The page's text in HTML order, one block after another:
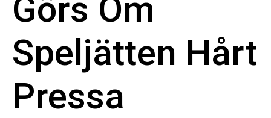
Görs Om
Speljätten Hårt
Pressa